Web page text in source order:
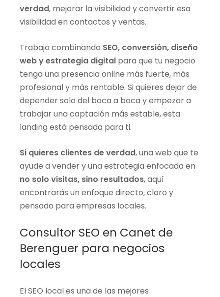
verdad, mejorar la visibilidad y convertir esa
visibilidad en contactos y ventas.
Trabajo combinando SEO, conversión, diseño
web y estrategia digital para que tu negocio
tenga una presencia online más fuerte, más
profesional y más rentable. Si quieres dejar de
depender solo del boca a boca y empezar a
trabajar una captación más estable, esta
landing está pensada para ti.
Si quieres clientes de verdad, una web que te
ayude a vender y una estrategia enfocada en
no solo visitas, sino resultados, aquí
encontrarás un enfoque directo, claro y
pensado para empresas locales.
Consultor SEO en Canet de
Berenguer para negocios
locales
El SEO local es una de las mejores